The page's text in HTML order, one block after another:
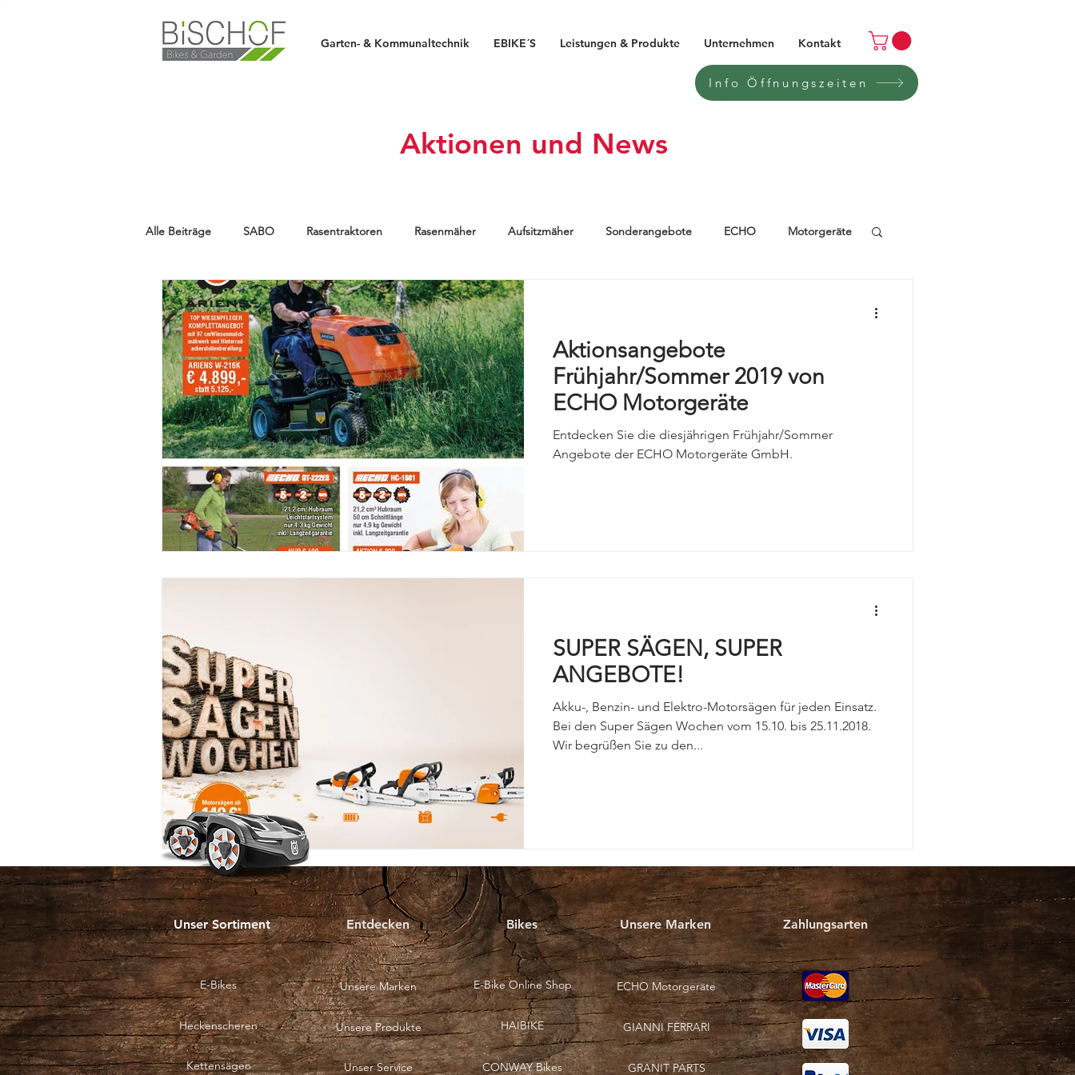
Garten- & Kommunaltechnik EBIKE´S Leistungen & Produkte Unternehmen Kontakt
Info Öffnungszeiten
Aktionen und News
Alle Beiträge SABO Rasentraktoren Rasenmäher Aufsitzmäher Sonderangebote ECHO Motorgeräte
HUSQVARNA Aktion HAIBIKE HAIBIKE 2019 Pedelec
Mähroboter STIHL Kettensägen Forsttechnik PEXCO HUSQVARNA Bicycles
READY2RACE NEWS News Messen & Events Jobrad
Aktionsangebote
Frühjahr/Sommer 2019 von
ECHO Motorgeräte
Entdecken Sie die diesjährigen Frühjahr/Sommer
Angebote der ECHO Motorgeräte GmbH.
SUPER SÄGEN, SUPER
ANGEBOTE!
Akku-, Benzin- und Elektro-Motorsägen für jeden Einsatz.
Bei den Super Sägen Wochen vom 15.10. bis 25.11.2018.
Wir begrüßen Sie zu den...
Unser Sortiment Entdecken Bikes Unsere Marken
E-Bikes
Heckenscheren
Kettensägen
Unsere Marken
Unsere Produkte
Unser Service
E-Bike Online Shop
HAIBIKE
CONWAY Bikes
ECHO Motorgeräte
GIANNI FERRARI
GRANIT PARTS
Zahlungsarten